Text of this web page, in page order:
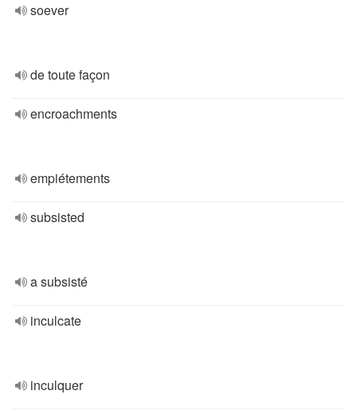
soever
de toute façon
encroachments
empiétements
subsisted
a subsisté
inculcate
inculquer